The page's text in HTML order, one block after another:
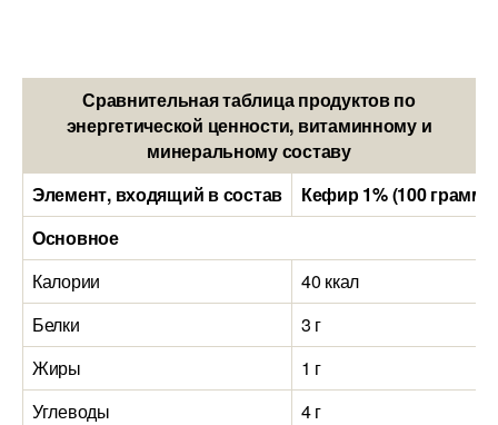
Сравнительная таблица продуктов по
энергетической ценности, витаминному и
минеральному составу
Элемент, входящий в состав
Кефир 1% (100 грамм)
Основное
Калории
40 ккал
Белки
3 г
Жиры
1 г
Углеводы
4 г